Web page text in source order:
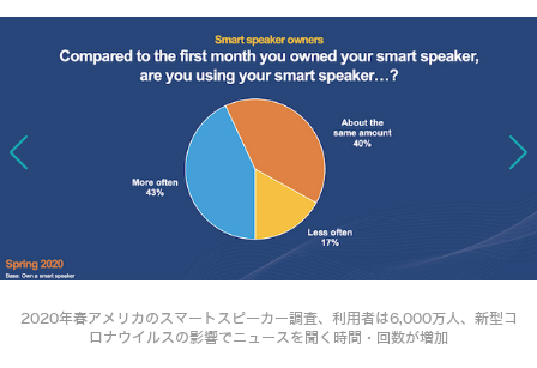
2020年春アメリカのスマートスピーカー調査、利用者は6,000万人、新型コ
ロナウイルスの影響でニュースを聞く時間・回数が増加